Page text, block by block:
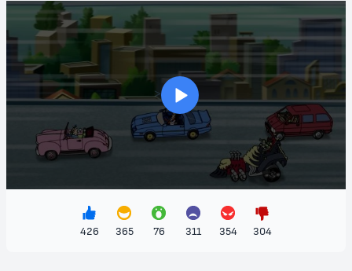
смехом, наблюдая, как Том пытается поймать своего непокорного
противника, а Джерри, в свою очередь, проявляет свою ловкость и
смекалку, чтобы избежать хитроумных ловушек.
Не пропустите возможность увидеть, как любимые персонажи
выходят за рамки обычного фольклора и погружаются в мир
автомобилестроения и соревнований! "Том и Джерри: Быстрый и
бешеный" — это идеальный выбор для семейного просмотра, где
приключения и комедия встречаются в идеальном балансе.
Присоединяйтесь к этому увлекательному путешествию, полному
неожиданных поворотов, и насладитесь зрелищем, которое никого
не оставит равнодушным. Смотрите "Том и Джерри: Быстрый и
бешеный" бесплатно и погружайтесь в безумные приключения, от
>
426 365 76 311 354 304